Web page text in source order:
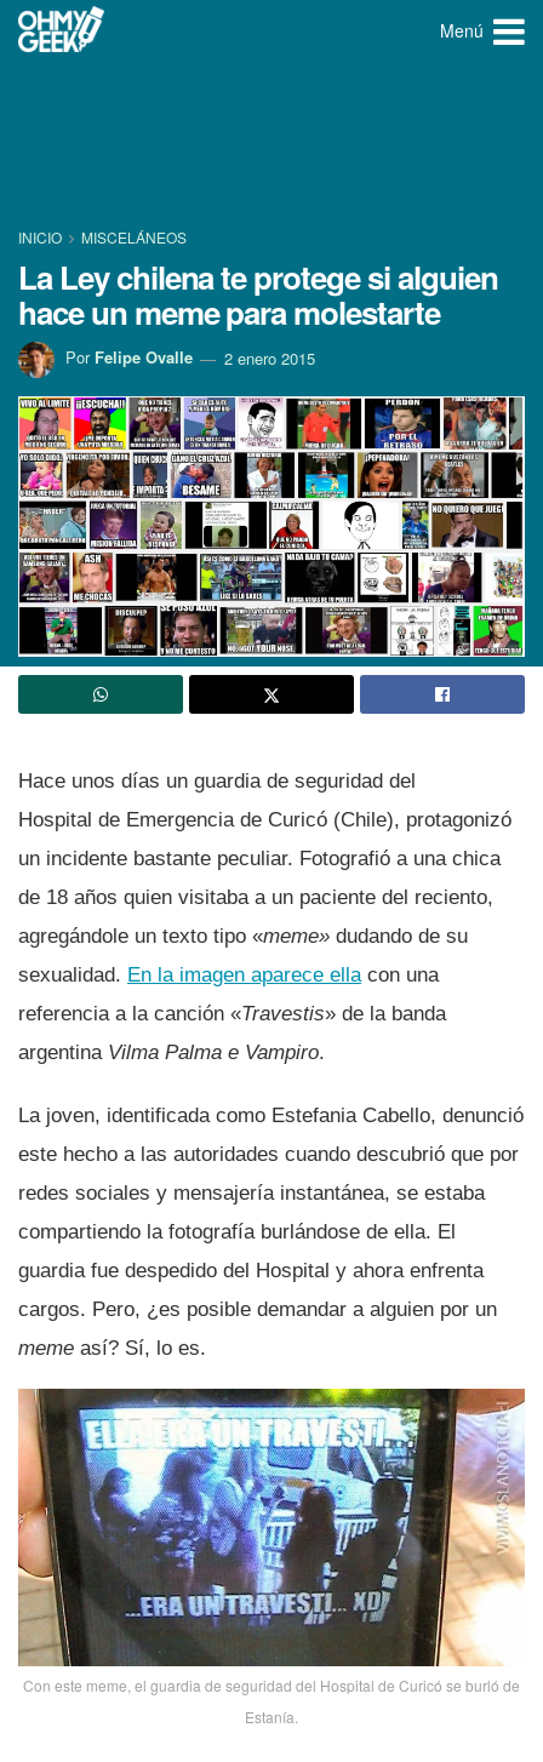
Menú
INICIO MISCELÁNEOS
La Ley chilena te protege si alguien
hace un meme para molestarte
Por Felipe Ovalle 2 enero 2015
Hace unos dí­as un guardia de seguridad del
Hospital de Emergencia de Curicó (Chile), protagonizó
un incidente bastante peculiar. Fotografió a una chica
de 18 años quien visitaba a un paciente del reciento,
agregándole un texto tipo «meme» dudando de su
sexualidad. En la imagen aparece ellacon una
referencia a la canción «Travestis» de la banda
argentina Vilma Palma e Vampiro.
La joven, identificada como Estefania Cabello, denunció
este hecho a las autoridades cuando descubrió que por
redes sociales y mensajerí­a instantánea, se estaba
compartiendo la fotografí­a burlándose de ella. El
guardia fue despedido del Hospital y ahora enfrenta
cargos. Pero, ¿es posible demandar a alguien por un
meme así­? Sí­, lo es.
Con este meme, el guardia de seguridad del Hospital de Curicó se burló de
Estaní­a.